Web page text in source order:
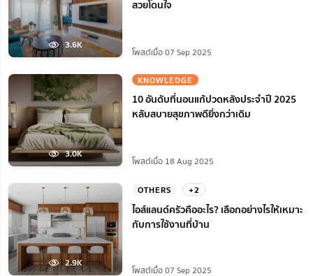
3.6K
สวยโดนใจ
โพสต์เมื่อ 07 Sep 2025
3.0K
KNOWLEDGE
10 อันดับที่นอนแก้ปวดหลังประจำปี 2025
หลับสบายสุขภาพดียิ่งกว่าเดิม
โพสต์เมื่อ 18 Aug 2025
2.9K
OTHERS +2
ไอส์แลนด์ครัวคืออะไร? เลือกอย่างไรให้เหมาะ
กับการใช้งานที่บ้าน
โพสต์เมื่อ 07 Sep 2025